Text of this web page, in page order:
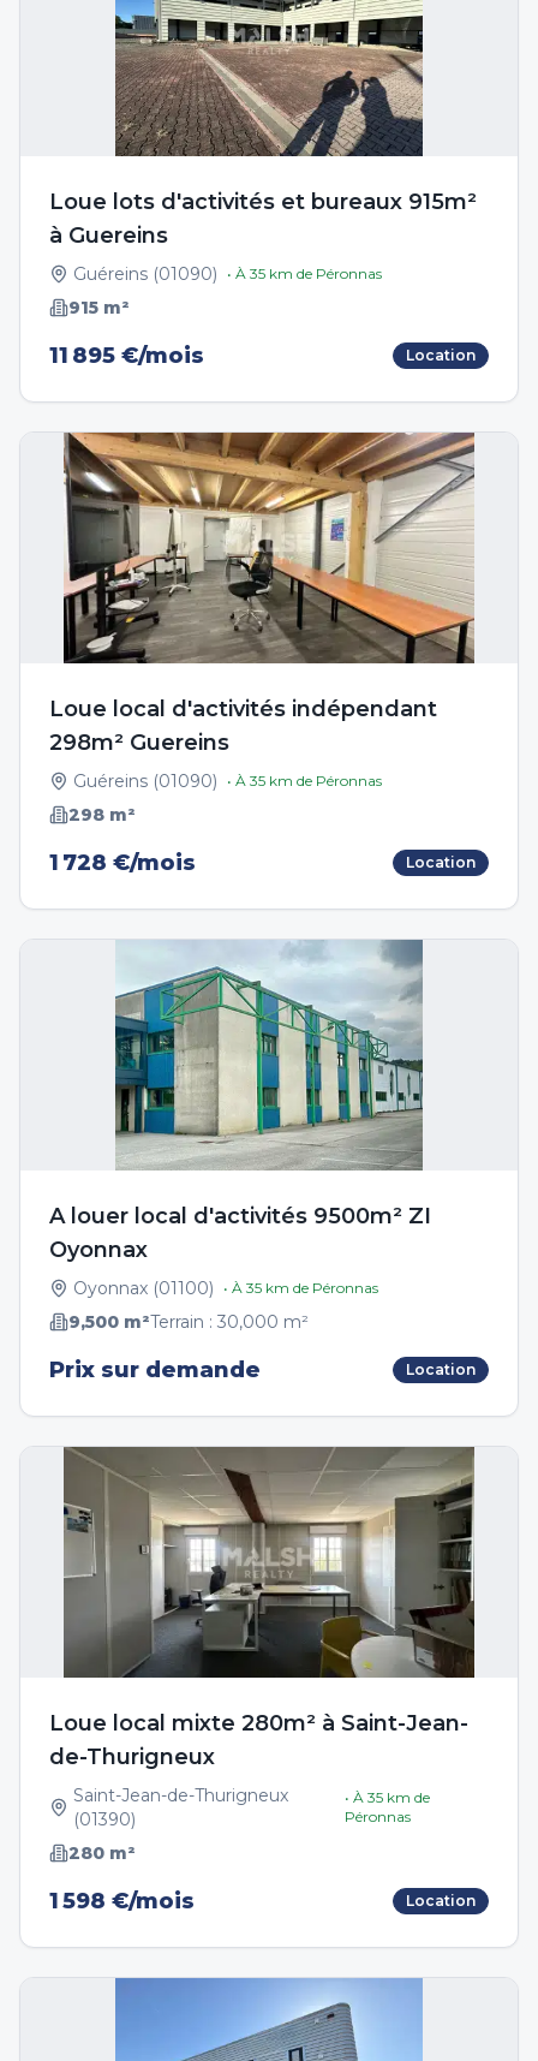
Loue lots d'activités et bureaux 915m²
à Guereins
Guéreins (01090) • À 35 km de Péronnas
915 m²
11 895 €/mois Location
Loue local d'activités indépendant
298m² Guereins
Guéreins (01090) • À 35 km de Péronnas
298 m²
1 728 €/mois Location
A louer local d'activités 9500m² ZI
Oyonnax
Oyonnax (01100) • À 35 km de Péronnas
9,500 m²Terrain : 30,000 m²
Prix sur demande Location
Loue local mixte 280m² à Saint-Jean-
de-Thurigneux
Saint-Jean-de-Thurigneux
(01390)
• À35 km de
Péronnas
280 m²
1 598 €/mois Location